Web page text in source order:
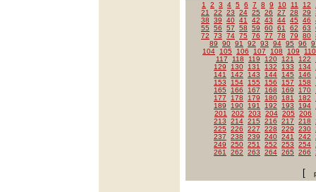
1 2 3 4 5 6 7 8 9 10 11 12
21
22 23 24 25 26 27 28 29
38
39 40 41 42 43 44 45 46
55
56 57 58 59 60 61 62 63
72
73 74 75 76 77 78 79 80
89
90 91 92 93 94 95 96
104
105 106 107 108 109
110
117
118 119 120 121 122
129
130 131 132 133 134
141
142 143 144 145 146
153
154 155 156 157 158
165
166 167 168 169 170
177
178 179 180 181 182
189
190 191 192 193 194
201
202 203 204 205
206
213
214 215 216 217 218
225
226 227 228 229 230
237
238 239 240 241 242
249
250 251 252 253 254
261
262 263 264 265 266
[